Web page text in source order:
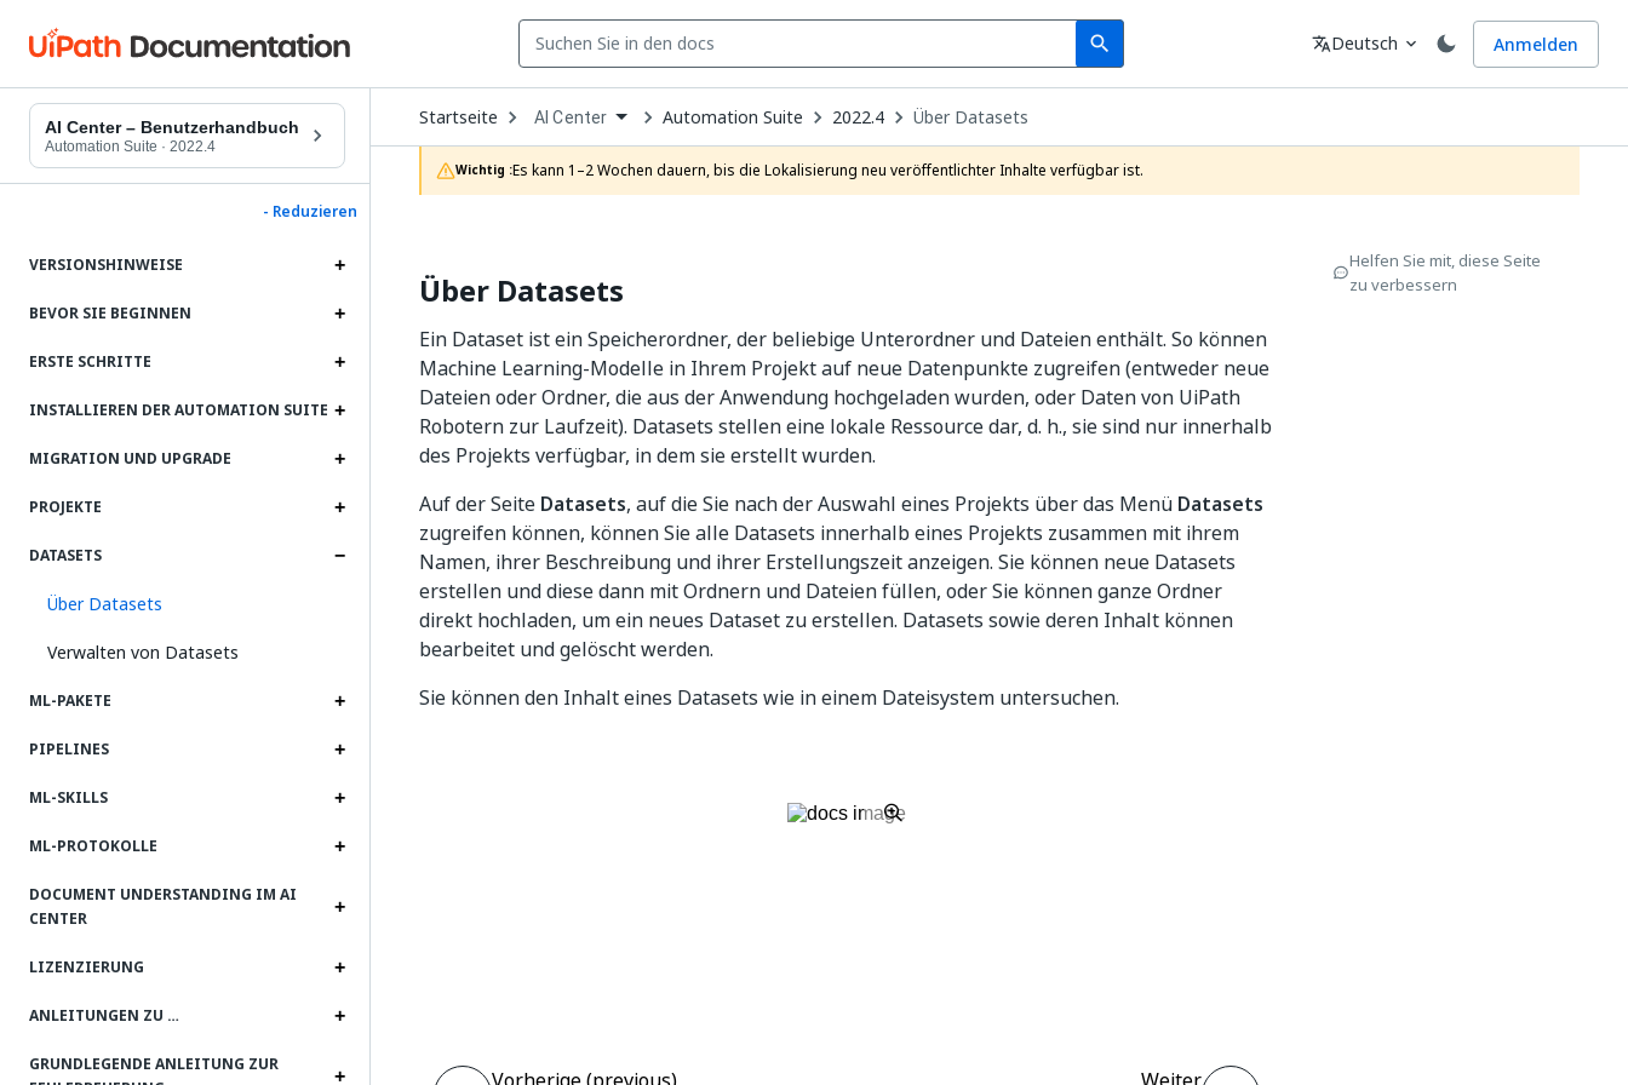
search
Search Sprache
translateDeutsch expand_more Anmelden
AI Center – Benutzerhandbuch
Automation Suite · 2022.4
- Reduzieren
VERSIONSHINWEISE
BEVOR SIE BEGINNEN
ERSTE SCHRITTE
INSTALLIEREN DER AUTOMATION SUITE
MIGRATION UND UPGRADE
PROJEKTE
DATASETS
Über Datasets
Verwalten von Datasets
ML-PAKETE
PIPELINES
ML-SKILLS
ML-PROTOKOLLE
DOCUMENT UNDERSTANDING IM AI
CENTER
LIZENZIERUNG
ANLEITUNGEN ZU …
GRUNDLEGENDE ANLEITUNG ZUR
Startseite Open
Dropdown
to
choose
product
AI Center Automation Suite 2022.4 Über Datasets
Wichtig :Es kann 1–2 Wochen dauern, bis die Lokalisierung neu veröffentlichter Inhalte verfügbar ist.
Über Datasets
Ein Dataset ist ein Speicherordner, der beliebige Unterordner und Dateien enthält. So können
Machine Learning-Modelle in Ihrem Projekt auf neue Datenpunkte zugreifen (entweder neue
Dateien oder Ordner, die aus der Anwendung hochgeladen wurden, oder Daten von UiPath
Robotern zur Laufzeit). Datasets stellen eine lokale Ressource dar, d. h., sie sind nur innerhalb
des Projekts verfügbar, in dem sie erstellt wurden.
Auf der Seite Datasets, auf die Sie nach der Auswahl eines Projekts über das Menü Datasets
zugreifen können, können Sie alle Datasets innerhalb eines Projekts zusammen mit ihrem
Namen, ihrer Beschreibung und ihrer Erstellungszeit anzeigen. Sie können neue Datasets
erstellen und diese dann mit Ordnern und Dateien füllen, oder Sie können ganze Ordner
direkt hochladen, um ein neues Dataset zu erstellen. Datasets sowie deren Inhalt können
bearbeitet und gelöscht werden.
Sie können den Inhalt eines Datasets wie in einem Dateisystem untersuchen.
Helfen Sie mit, diese Seite
zu verbessern